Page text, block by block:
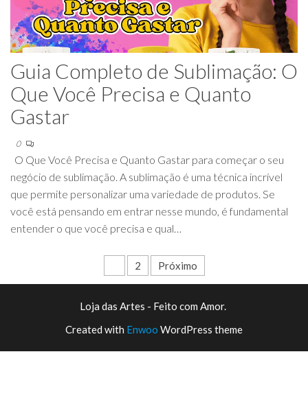
Guia Completo de Sublimação: O
Que Você Precisa e Quanto
Gastar
0
O Que Você Precisa e Quanto Gastar para começar o seu
negócio de sublimação. A sublimação é uma técnica incrível
que permite personalizar uma variedade de produtos. Se
você está pensando em entrar nesse mundo, é fundamental
entender o que você precisa e qual…
de
2 Próximo
Loja das Artes - Feito com Amor.
Created with Enwoo WordPress theme